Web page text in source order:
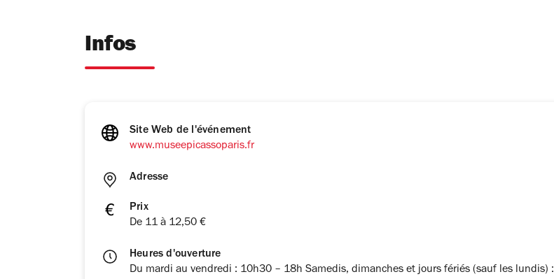
Infos
Site Web de l'événement
www.museepicassoparis.fr
Adresse
Prix
De 11 à 12,50 €
Heures d'ouverture
Du mardi au vendredi : 10h30 – 18h Samedis, dimanches et jours fériés (sauf les lundis) :